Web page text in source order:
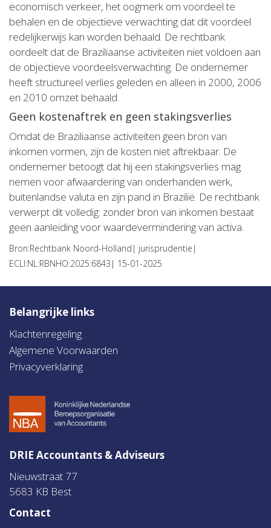
economisch verkeer, het oogmerk om voordeel te
behalen en de objectieve verwachting dat dit voordeel
redelijkerwijs kan worden behaald. De rechtbank
oordeelt dat de Braziliaanse activiteiten niet voldoen aan
de objectieve voordeelsverwachting. De ondernemer
heeft structureel verlies geleden en alleen in 2000, 2006
en 2010 omzet behaald.
Geen kostenaftrek en geen stakingsverlies
Omdat de Braziliaanse activiteiten geen bron van
inkomen vormen, zijn de kosten niet aftrekbaar. De
ondernemer betoogt dat hij een stakingsverlies mag
nemen voor afwaardering van onderhanden werk,
buitenlandse valuta en zijn pand in Brazilië. De rechtbank
verwerpt dit volledig: zonder bron van inkomen bestaat
geen aanleiding voor waardevermindering van activa.
Bron:Rechtbank Noord-Holland| jurisprudentie|
ECLI:NL:RBNHO:2025:6843| 15-01-2025
Belangrijke links
Klachtenregeling
Algemene Voorwaarden
Privacyverklaring
DRIE Accountants & Adviseurs
Nieuwstraat 77
5683 KB Best
Contact